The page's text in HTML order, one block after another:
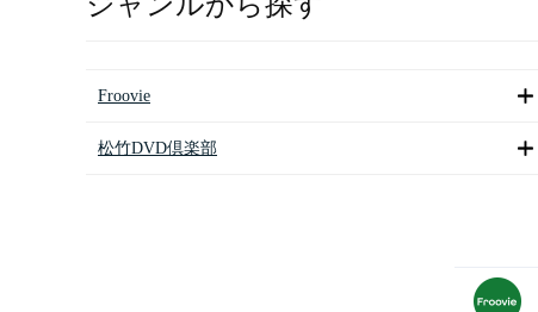
Froovie
松竹DVD倶楽部